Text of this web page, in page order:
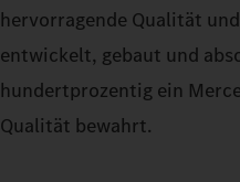
hervorragende Qualität
entwickelt, gebaut und
hundertprozentig ein
Qualität bewahrt.